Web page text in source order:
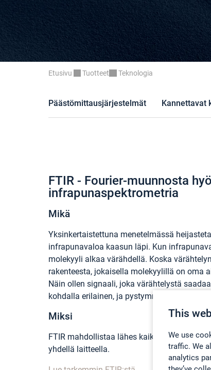
This
We use
traffic. We
analytics
Etusivu Tuotteet Teknologia
Päästömittausjärjestelmät Kannettavat
FTIR - Fourier-muunnosta
infrapunaspektrometria
Mikä
Yksinkertaistettuna menetelmässä
infrapunavaloa kaasun läpi. Kun
molekyyli alkaa värähdellä. Koska
rakenteesta, jokaisella molekyylillä on oma
Näin ollen signaali, joka värähtelystä
kohdalla erilainen, ja pystymme
Miksi
FTIR mahdollistaa lähes kaikkien kaasujen
yhdellä laitteella.